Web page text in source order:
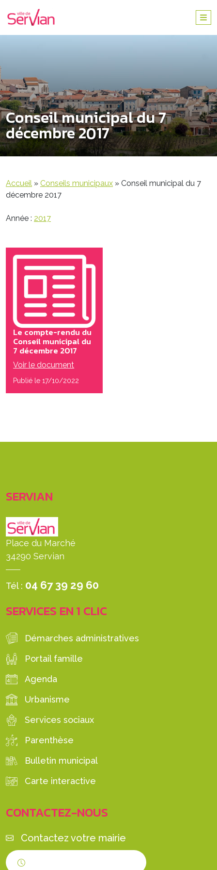
Conseil municipal du 7
décembre 2017
Accueil » Conseils municipaux » Conseil municipal du 7
décembre 2017
Année : 2017
Le compte-rendu du
Conseil municipal du
7 décembre 2017
Voir le document
Publié le 17/10/2022
SERVIAN
Place du Marché
34290 Servian
Tél : 04 67 39 29 60
SERVICES EN 1 CLIC
Démarches administratives
Portail famille
Agenda
Urbanisme
Services sociaux
Parenthèse
Bulletin municipal
Carte interactive
CONTACTEZ-NOUS
Contactez votre mairie